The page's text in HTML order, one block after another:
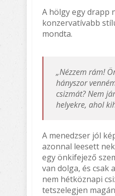
A hölgy egy drapp
konzervatívabb
mondta.
„Nézzem rám!
hányszor
csizmát? Nem
helyekre, ahol
A menedzser jól
azonnal leesett
egy önkifejező
van dolga, és csak
nem hétköznapi
tetszelegjen